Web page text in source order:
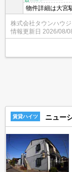
物件詳細は大宮
株式会社タウンハウ
情報更新日 2026/08/
賃貸ハイツ ニュー